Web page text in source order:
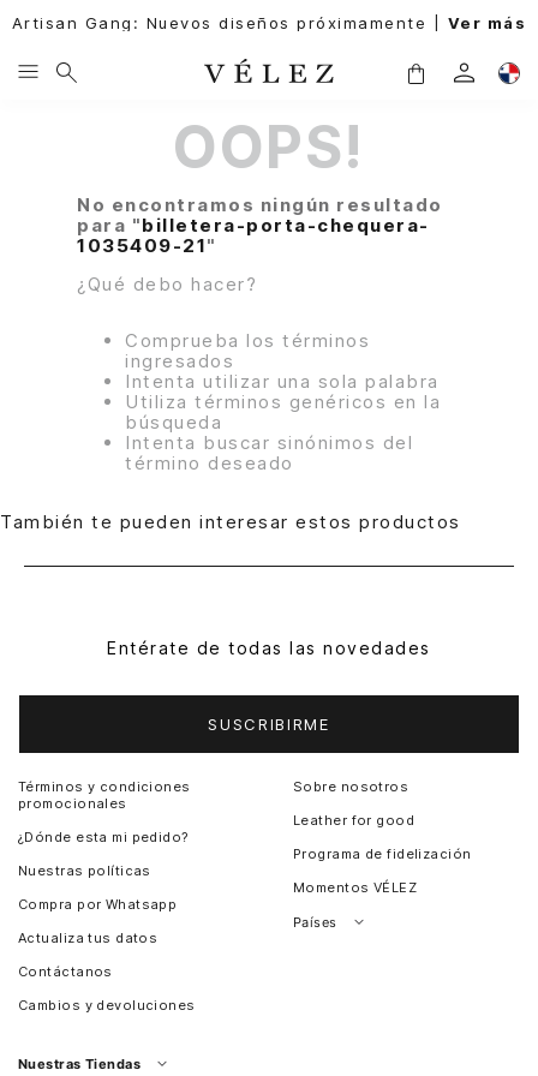
Artisan Gang: Nuevos diseños próximamente | Ver más
OOPS!
No encontramos ningún resultado
para "billetera-porta-chequera-
1035409-21"
¿Qué debo hacer?
Comprueba los términos
ingresados
Intenta utilizar una sola palabra
Utiliza términos genéricos en la
búsqueda
Intenta buscar sinónimos del
término deseado
También te pueden interesar estos productos
Entérate de todas las novedades
SUSCRIBIRME
Términos y condiciones
promocionales
¿Dónde esta mi pedido?
Nuestras políticas
Compra por Whatsapp
Actualiza tus datos
Contáctanos
Cambios y devoluciones
Sobre nosotros
Leather for good
Programa de fidelización
Momentos VÉLEZ
Países
Nuestras Tiendas